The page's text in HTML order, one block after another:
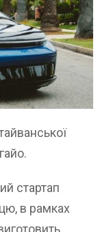
стартап
в рамках